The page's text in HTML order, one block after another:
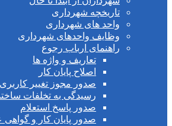
تاریخچه شهرداری
واحد های شهرداری
وظایف واحدهای شهرداری
راهنمای ارباب رجوع
تعاریف و واژه ها
اصلاح پایان کار
صدور مجوز تغییر کاربری
رسیدگی به تخلفات ساختمانی
صدور پاسخ استعلام
صدور پایان کار و گواهی عدم خلاف